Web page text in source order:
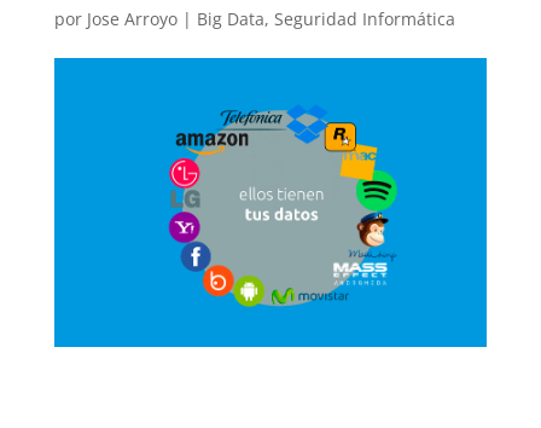
por Jose Arroyo| Big Data, Seguridad Informática